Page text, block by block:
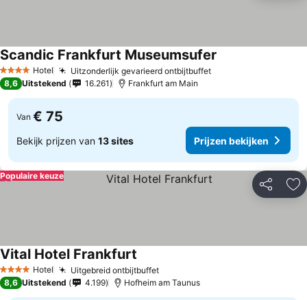
4 SterrenHotel Uitzonderlijk gevarieerd ontbijtbuffetPrijzen bekijken
Scandic Frankfurt Museumsufer
8,6 Uitstekend 16.261 Frankfurt am Main
Van € 75
Bekijk prijzen van 13 sites Prijzen bekijken
Delen
Populaire keuze
4 SterrenHotel Uitgebreid ontbijtbuffetPrijzen bekijken
Vital Hotel Frankfurt
8,6 Uitstekend 4.199 Hofheim am Taunus